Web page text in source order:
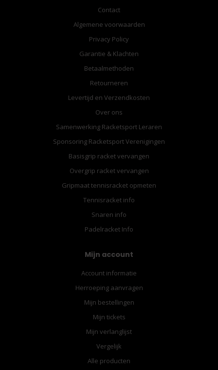
Contact
Algemene voorwaarden
Privacy Policy
Garantie & Klachten
Betaalmethoden
Retourneren
Levertijd en Verzendkosten
Over ons
Samenwerking Racketsport Leraren
Sponsoring Racketsport Verenigingen
Basisgrip racket vervangen
Overgrip racket vervangen
Gripmaat tennisracket opmeten
Tennisracket info
Snaren info
Padelracket Info
Mijn account
Account informatie
Herroeping aanvragen
Mijn bestellingen
Mijn tickets
Mijn verlanglijst
Vergelijk
Alle producten